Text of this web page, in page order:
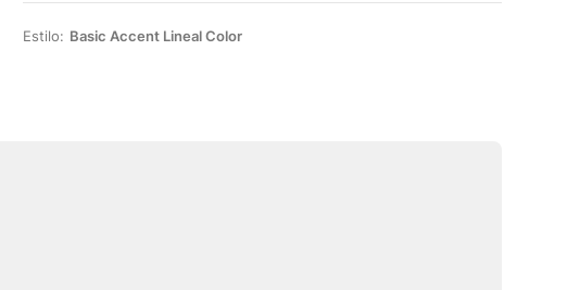
Estilo: Basic Accent Lineal Color